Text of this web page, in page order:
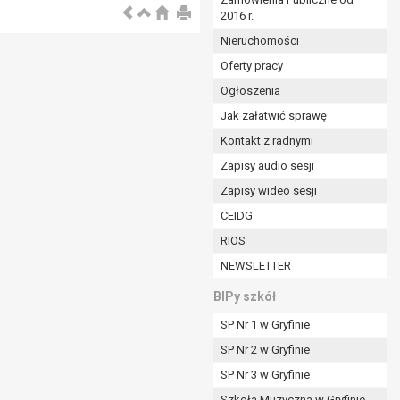
2016 r.
Nieruchomości
Oferty pracy
Ogłoszenia
Jak załatwić sprawę
Kontakt z radnymi
Zapisy audio sesji
Zapisy wideo sesji
CEIDG
RIOS
NEWSLETTER
BIPy szkół
SP Nr 1 w Gryfinie
SP Nr 2 w Gryfinie
SP Nr 3 w Gryfinie
(Dz.U. z 2017r., poz. 1875 ze zm.) oraz z
i celu określonym w treści zgody.
odbiorcom lub kategoriom odbiorców danych
z terminami archiwizacji określonymi przez
czasu wycofania tej zgody.
do realizacji zawartej umowy, a po tym
na przetwarzanie danych po zakończeniu i
z umowy o dofinansowanie zawartej między